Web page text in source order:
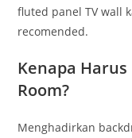
fluted panel TV wall
recomended.
Kenapa
Room?
Menghadirkan